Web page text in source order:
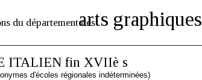
du département desarts graphiques
ITALIEN fin XVIIè s
d'écoles régionales indéterminées)